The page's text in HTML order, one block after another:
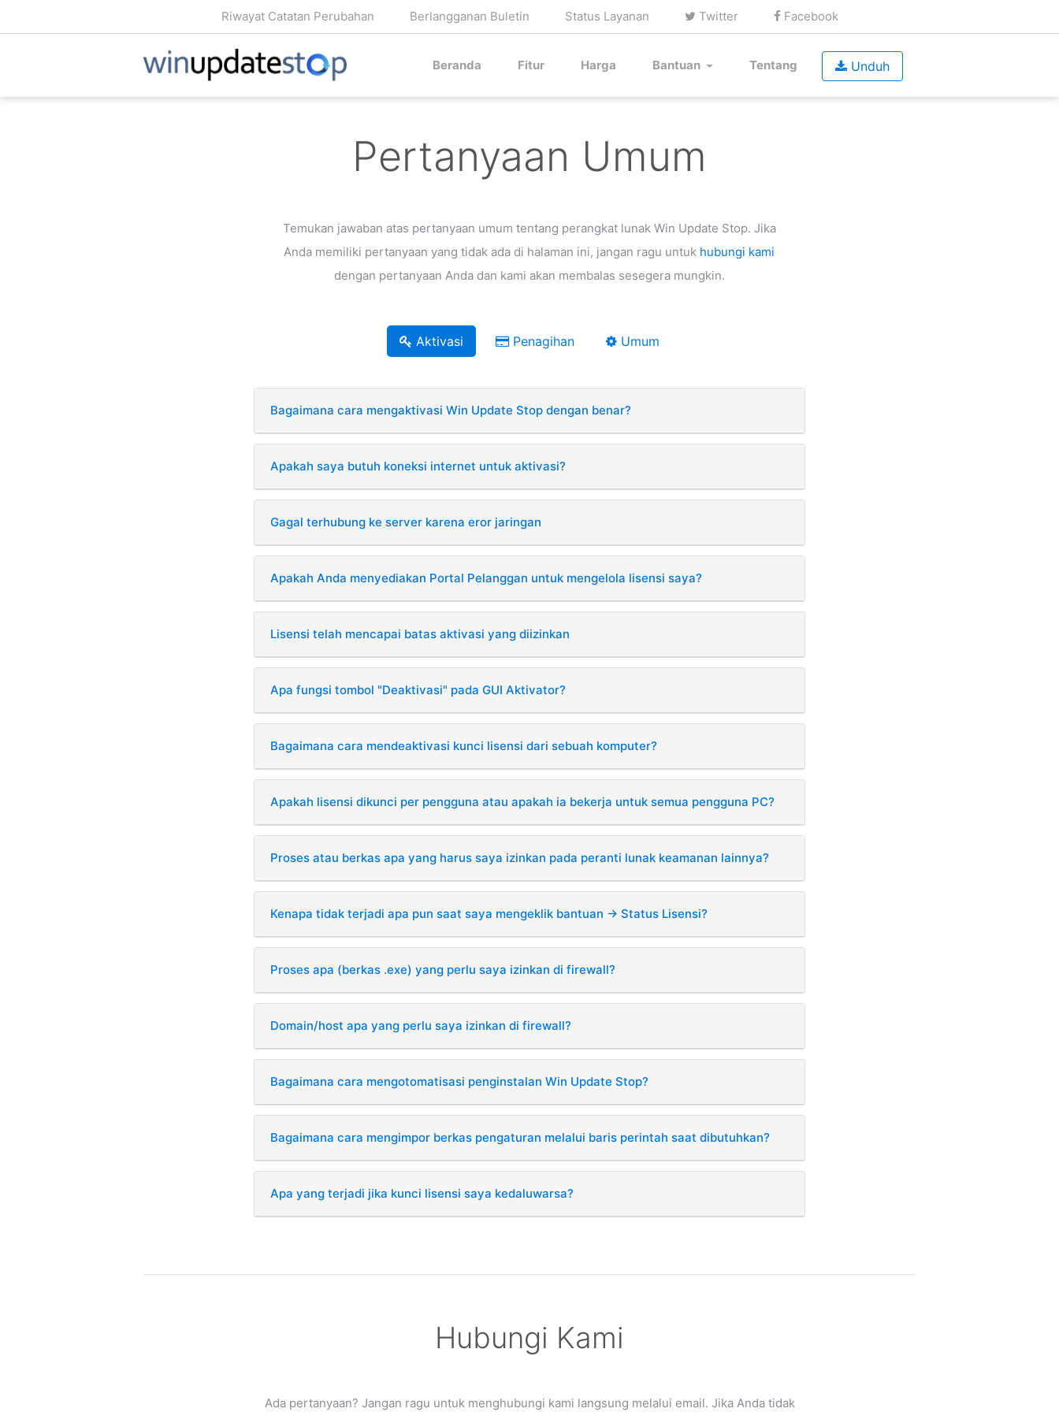
Riwayat Catatan Perubahan Berlangganan Buletin Status Layanan Twitter Facebook
Beranda Fitur Harga Bantuan Tentang Unduh
Pertanyaan Umum
Temukan jawaban atas pertanyaan umum tentang perangkat lunak Win Update Stop. Jika
Anda memiliki pertanyaan yang tidak ada di halaman ini, jangan ragu untuk hubungi kami
dengan pertanyaan Anda dan kami akan membalas sesegera mungkin.
Aktivasi Penagihan Umum
Bagaimana cara mengaktivasi Win Update Stop dengan benar?
Apakah saya butuh koneksi internet untuk aktivasi?
Gagal terhubung ke server karena eror jaringan
Apakah Anda menyediakan Portal Pelanggan untuk mengelola lisensi saya?
Lisensi telah mencapai batas aktivasi yang diizinkan
Apa fungsi tombol "Deaktivasi" pada GUI Aktivator?
Bagaimana cara mendeaktivasi kunci lisensi dari sebuah komputer?
Apakah lisensi dikunci per pengguna atau apakah ia bekerja untuk semua pengguna PC?
Proses atau berkas apa yang harus saya izinkan pada peranti lunak keamanan lainnya?
Kenapa tidak terjadi apa pun saat saya mengeklik bantuan -> Status Lisensi?
Proses apa (berkas .exe) yang perlu saya izinkan di firewall?
Domain/host apa yang perlu saya izinkan di firewall?
Bagaimana cara mengotomatisasi penginstalan Win Update Stop?
Bagaimana cara mengimpor berkas pengaturan melalui baris perintah saat dibutuhkan?
Apa yang terjadi jika kunci lisensi saya kedaluwarsa?
Hubungi Kami
Ada pertanyaan? Jangan ragu untuk menghubungi kami langsung melalui email. Jika Anda tidak